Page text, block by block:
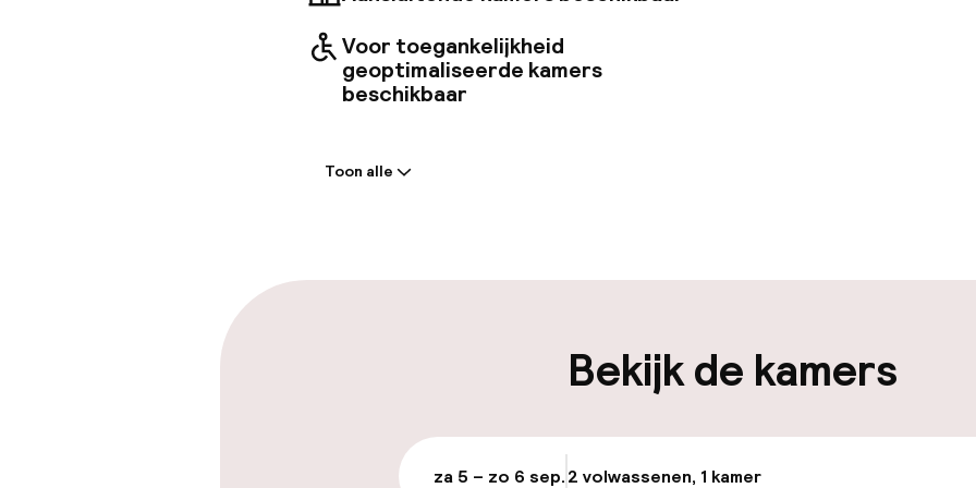
Voor toegankelijkheid
geoptimaliseerde kamers
beschikbaar
Parkeergelegenheid op eigen
Mogelijk extra kosten
Openbaar
Toon alle
Bekijk de kamers
za 5 – zo 6 sep.2 volwassenen, 1 kamer